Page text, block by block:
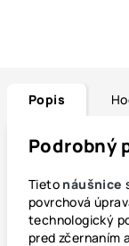
Popis
Podrobný
Tieto náušnice
povrchová
technologický
pred zčernaním